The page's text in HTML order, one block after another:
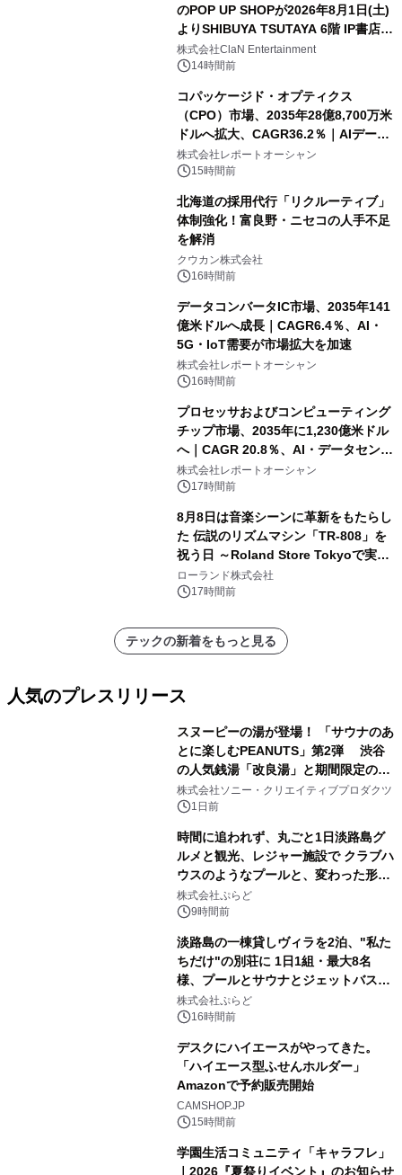
のPOP UP SHOPが2026年8月1日(土)
よりSHIBUYA TSUTAYA 6階 IP書店で
開催決定！！
株式会社ClaN Entertainment
14時間前
コパッケージド・オプティクス
（CPO）市場、2035年28億8,700万米
ドルへ拡大、CAGR36.2％｜AIデータ
センター・高速光通信需要が成長を加
速
株式会社レポートオーシャン
15時間前
北海道の採用代行「リクルーティブ」
体制強化！富良野・ニセコの人手不足
を解消
クウカン株式会社
16時間前
データコンバータIC市場、2035年141
億米ドルへ成長｜CAGR6.4％、AI・
5G・IoT需要が市場拡大を加速
株式会社レポートオーシャン
16時間前
プロセッサおよびコンピューティング
チップ市場、2035年に1,230億米ドル
へ｜CAGR 20.8％、AI・データセンタ
ー需要が成長を牽引
株式会社レポートオーシャン
17時間前
8月8日は音楽シーンに革新をもたらし
た 伝説のリズムマシン「TR-808」を
祝う日 ～Roland Store Tokyoで実機
を展示しての 記念キャンペーンを開
催 英国ラジオ「NTS」の 特別プログ
アーティストを フィーチャーしたアニ
メーションを公開～
ローランド株式会社
17時間前
テックの新着をもっと見る
人気のプレスリリース
スヌーピーの湯が登場！ 「サウナのあ
とに楽しむPEANUTS」第2弾 渋谷
の人気銭湯「改良湯」と期間限定のコ
ラボレーション サウナイキタイコラ
ボグッズも発売決定！
株式会社ソニー・クリエイティブプロダクツ
1日前
時間に追われず、丸ごと1日淡路島グ
ルメと観光、レジャー施設で クラブハ
ウスのようなプールと、変わった形の
サウナも 「THE BOXY AWAJI」のお
得な素泊まり連泊プランで
株式会社ぷらど
9時間前
淡路島の一棟貸しヴィラを2泊、"私た
ちだけ"の別荘に 1日1組・最大8名
様、プールとサウナとジェットバス付
きで Villa Mon Temps AWAJIの連泊
素泊りプラン
株式会社ぷらど
16時間前
デスクにハイエースがやってきた。
「ハイエース型ふせんホルダー」
Amazonで予約販売開始
CAMSHOP.JP
15時間前
学園生活コミュニティ「キャラフレ」
｜2026『夏祭りイベント』のお知らせ